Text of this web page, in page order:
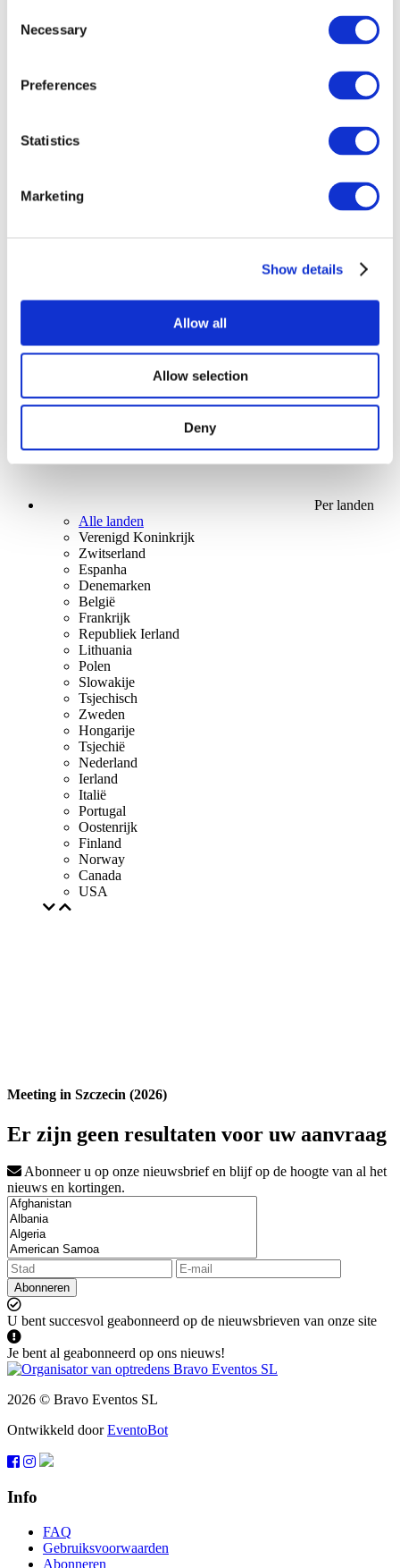
Selection
Necessary
Preferences
Statistics
Marketing
Show details
Allow all
Allow selection
Deny
Alle
At vise
Uden subgenre
Solliciteer
Per landen
Alle landen
Verenigd Koninkrijk
Zwitserland
Espanha
Denemarken
België
Frankrijk
Republiek Ierland
Lithuania
Polen
Slowakije
Tsjechisch
Zweden
Hongarije
Tsjechië
Nederland
Ierland
Italië
Portugal
Oostenrijk
Finland
Norway
Canada
USA
Meeting in Szczecin (2026)
Er zijn geen resultaten voor uw aanvraag
Abonneer u op onze nieuwsbrief en blijf op de hoogte van al het
nieuws en kortingen.
Abonneren
U bent succesvol geabonneerd op de nieuwsbrieven van onze site
Je bent al geabonneerd op ons nieuws!
2026 © Bravo Eventos SL
Ontwikkeld doorEventoBot
Info
FAQ
Gebruiksvoorwaarden
Abonneren